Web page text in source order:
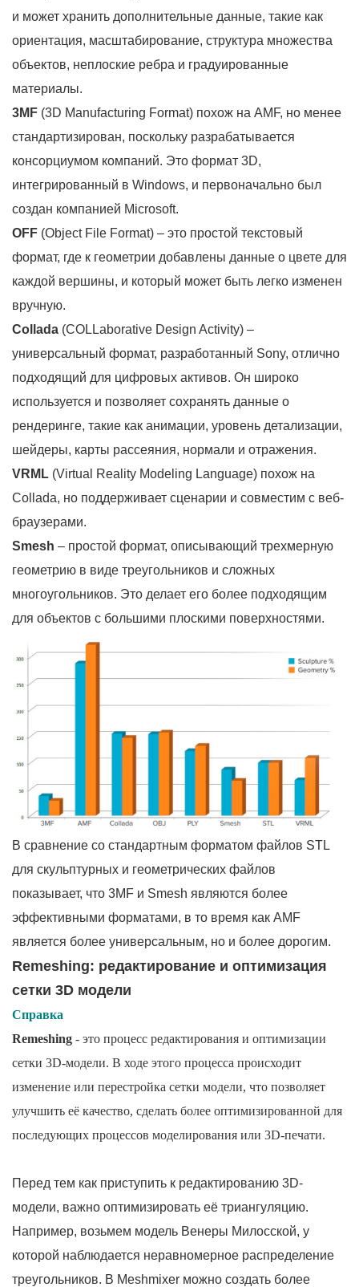
и может хранить дополнительные данные, такие как
ориентация, масштабирование, структура множества
объектов, неплоские ребра и градуированные
материалы.
3MF (3D Manufacturing Format) похож на AMF, но менее
стандартизирован, поскольку разрабатывается
консорциумом компаний. Это формат 3D,
интегрированный в Windows, и первоначально был
создан компанией Microsoft.
OFF (Object File Format) – это простой текстовый
формат, где к геометрии добавлены данные о цвете для
каждой вершины, и который может быть легко изменен
вручную.
Collada (COLLaborative Design Activity) –
универсальный формат, разработанный Sony, отлично
подходящий для цифровых активов. Он широко
используется и позволяет сохранять данные о
рендеринге, такие как анимации, уровень детализации,
шейдеры, карты рассеяния, нормали и отражения.
VRML (Virtual Reality Modeling Language) похож на
Collada, но поддерживает сценарии и совместим с веб-
браузерами.
Smesh – простой формат, описывающий трехмерную
геометрию в виде треугольников и сложных
многоугольников. Это делает его более подходящим
для объектов с большими плоскими поверхностями.
В сравнение со стандартным форматом файлов STL
для скульптурных и геометрических файлов
показывает, что 3MF и Smesh являются более
эффективными форматами, в то время как AMF
является более универсальным, но и более дорогим.
Remeshing: редактирование и оптимизация
сетки 3D модели
Справка
Remeshing - это процесс редактирования и оптимизации
сетки 3D-модели. В ходе этого процесса происходит
изменение или перестройка сетки модели, что позволяет
улучшить её качество, сделать более оптимизированной для
последующих процессов моделирования или 3D-печати.
Перед тем как приступить к редактированию 3D-
модели, важно оптимизировать её триангуляцию.
Например, возьмем модель Венеры Милосской, у
которой наблюдается неравномерное распределение
треугольников. В Meshmixer можно создать более